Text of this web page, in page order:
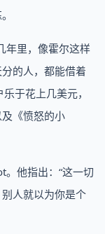
年里，像霍尔这样
的人，都能借着
于花上几美元，
《愤怒的小
他指出：“这一切
人就以为你是个